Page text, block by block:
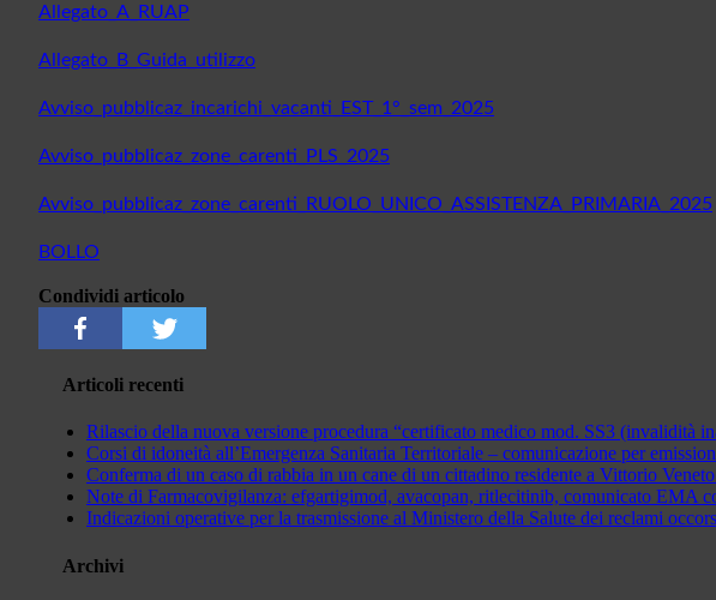
Allegato_A_RUAP
Allegato_B_Guida_utilizzo
Avviso_pubblicaz_incarichi_vacanti_EST_1°_sem_2025
Avviso_pubblicaz_zone_carenti_PLS_2025
Avviso_pubblicaz_zone_carenti_RUOLO_UNICO_ASSISTENZA_PRIMARIA_2025
BOLLO
Condividi articolo
Articoli recenti
Rilascio della nuova versione procedura “certificato medico mod. SS3 (invalidità
Corsi di idoneità all’Emergenza Sanitaria Territoriale – comunicazione per
Conferma di un caso di rabbia in un cane di un cittadino residente a Vittorio
Note di Farmacovigilanza: efgartigimod, avacopan, ritlecitinib, comunicato EMA
Indicazioni operative per la trasmissione al Ministero della Salute dei reclami
Archivi